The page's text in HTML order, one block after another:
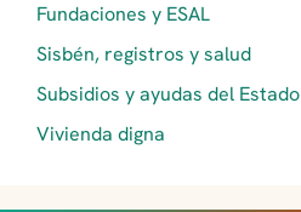
Fundaciones y ESAL
Sisbén, registros y salud
Subsidios y ayudas del Estado
Vivienda digna